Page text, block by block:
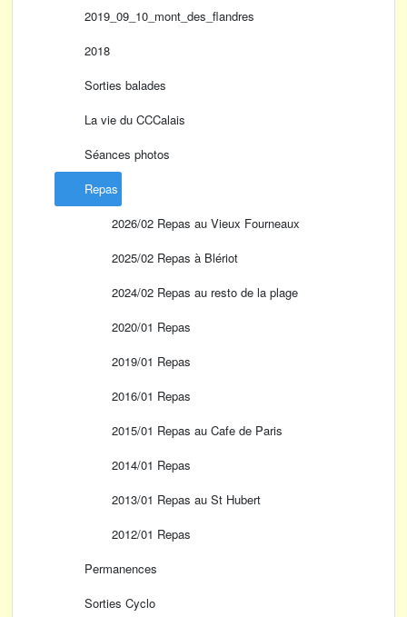
2019_09_10_mont_des_flandres
2018
Sorties balades
La vie du CCCalais
Séances photos
Repas
2026/02 Repas au Vieux Fourneaux
2025/02 Repas à Blériot
2024/02 Repas au resto de la plage
2020/01 Repas
2019/01 Repas
2016/01 Repas
2015/01 Repas au Cafe de Paris
2014/01 Repas
2013/01 Repas au St Hubert
2012/01 Repas
Permanences
Sorties Cyclo